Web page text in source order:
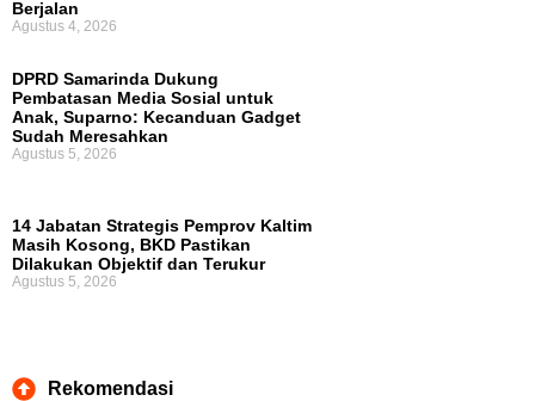
Berjalan
Agustus 4, 2026
DPRD Samarinda Dukung
Pembatasan Media Sosial untuk
Anak, Suparno: Kecanduan Gadget
Sudah Meresahkan
Agustus 5, 2026
14 Jabatan Strategis Pemprov Kaltim
Masih Kosong, BKD Pastikan
Dilakukan Objektif dan Terukur
Agustus 5, 2026
Rekomendasi